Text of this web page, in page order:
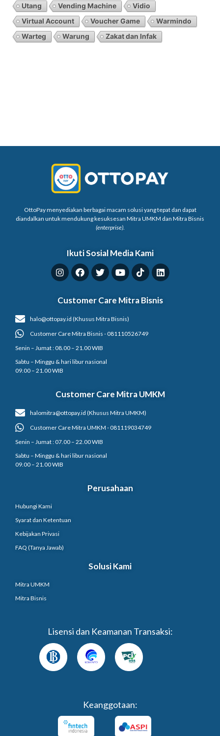
Utang
Vending Machine
Vidio
Virtual Account
Voucher Game
Warmindo
Warteg
Warung Zakat dan Infak
OttoPay menyediakan berbagai macam solusi yang tepat dan dapat
diandalkan untuk mendukung kesuksesan Mitra UMKM dan Mitra Bisnis
(enterprise).
Ikuti Sosial Media Kami
Customer Care Mitra Bisnis
halo@ottopay.id (Khusus Mitra Bisnis)
Customer Care Mitra Bisnis - 081110526749
Senin – Jumat : 08.00 – 21.00 WIB
Sabtu – Minggu & hari libur nasional
09.00 – 21.00 WIB
Customer Care Mitra UMKM
halomitra@ottopay.id (Khusus Mitra UMKM)
Customer Care Mitra UMKM - 081119034749
Senin – Jumat : 07.00 – 22.00 WIB
Sabtu – Minggu & hari libur nasional
09.00 – 21.00 WIB
Perusahaan
Hubungi Kami
Syarat dan Ketentuan
Kebijakan Privasi
FAQ (Tanya Jawab)
Solusi Kami
Mitra UMKM
Mitra Bisnis
Lisensi dan Keamanan Transaksi:
Keanggotaan: